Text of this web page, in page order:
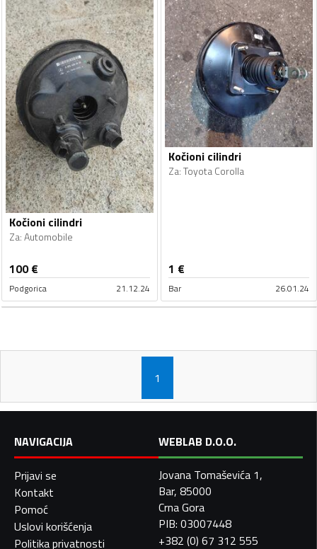
Kočioni cilindri
Za:Automobile
100€
Podgorica 21.12.24
Kočioni cilindri
Za:Toyota Corolla
1 €
Bar 26.01.24
1
NAVIGACIJA
Prijavi se
Kontakt
Pomoć
Uslovi korišćenja
Politika privatnosti
WEBLAB D.O.O.
Jovana Tomaševića 1,
Bar, 85000
Crna Gora
PIB: 03007448
+382 (0) 67 312 555